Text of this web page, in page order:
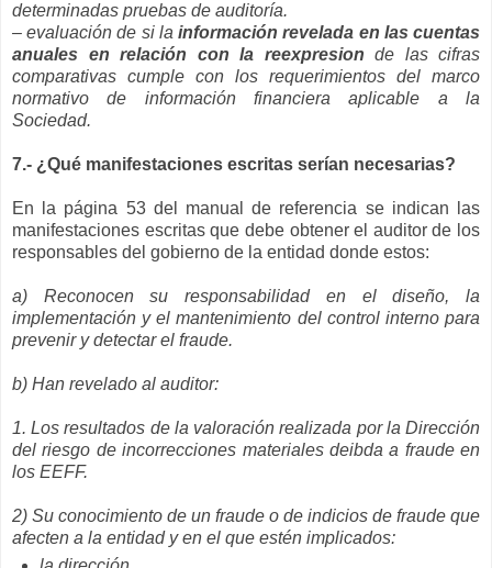
determinadas pruebas de auditoría.
– evaluación de si lainformación revelada en las cuentas
anuales en relación con la reexpresion de las cifras
comparativas cumple con los requerimientos del marco
normativo de información financiera aplicable a la
Sociedad.
7.- ¿Qué manifestaciones escritas serían necesarias?
En la página 53 del manual de referencia se indican las
manifestaciones escritas que debe obtener el auditor de los
responsables del gobierno de la entidad donde estos:
a) Reconocen su responsabilidad en el diseño, la
implementación y el mantenimiento del control interno para
prevenir y detectar el fraude.
b) Han revelado al auditor:
1. Los resultados de la valoración realizada por la Dirección
del riesgo de incorrecciones materiales deibda a fraude en
los EEFF.
2) Su conocimiento de un fraude o de indicios de fraude que
afecten a la entidad y en el que estén implicados: